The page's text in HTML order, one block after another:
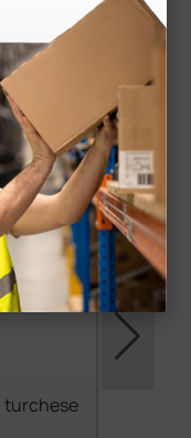
turchese
più opzioni